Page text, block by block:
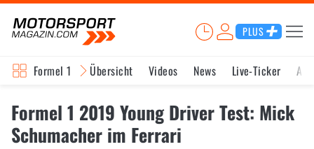
PLUS
Formel 1 Übersicht Videos News Live-Ticker
Formel 1 2019 Young Driver Test: Mick
Schumacher im Ferrari